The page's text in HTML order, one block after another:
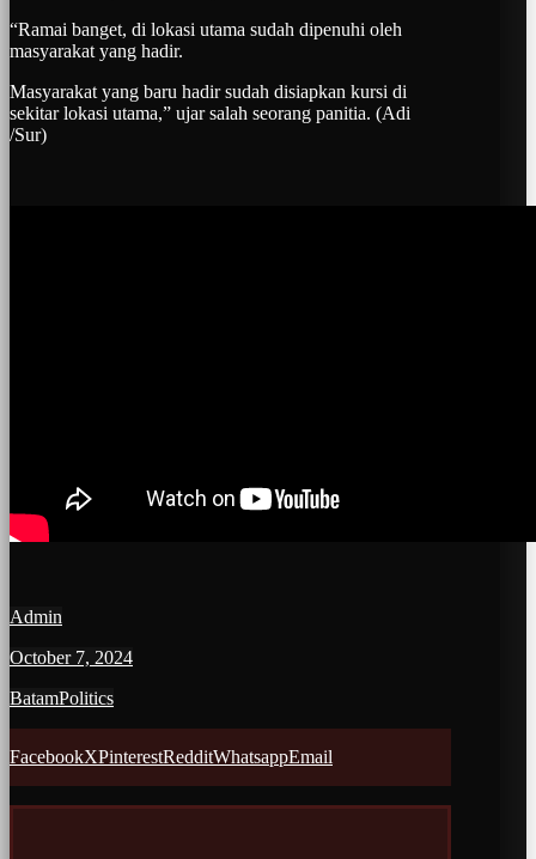
“Ramai banget, di lokasi utama sudah dipenuhi oleh
masyarakat yang hadir.
Masyarakat yang baru hadir sudah disiapkan kursi di
sekitar lokasi utama,” ujar salah seorang panitia. (Adi
/Sur)
Admin
October 7, 2024
BatamPolitics
FacebookXPinterestRedditWhatsappEmail